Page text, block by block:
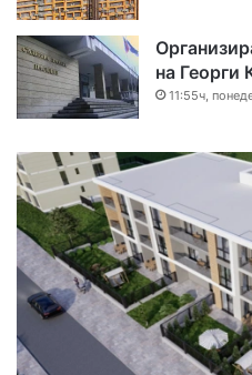
на Георги
11:55ч,